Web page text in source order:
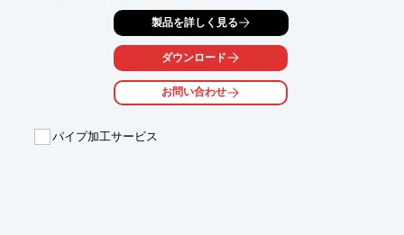
からのVA提案によるコスト削減もできます。
金型の転写による加工のために品質が安定しており、ロット内の
少なく、面粗度も優れています。
■切削品やプレス品からのVA提案によるコストを削減
製品を詳しく見る
ダウンロード
お問い合わせ
パイプ加工サービス